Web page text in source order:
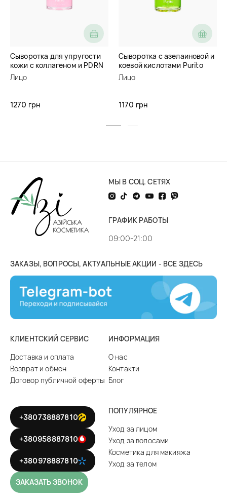
Сыворотка для упругости
кожи с коллагеном и PDRN
Purito Multi PDRN Collagen
EGF Serum
Лицо
1270 грн
Сыворотка с азелаиновой и
коевой кислотами Purito
Seoul Azelaic Acid 10 Kojic
Tea Tree Serum
Лицо
1170 грн
МЫ В СОЦ. СЕТЯХ
ГРАФИК РАБОТЫ
09:00-21:00
ЗАКАЗЫ, ВОПРОСЫ, АКТУАЛЬНЫЕ АКЦИИ - ВСЕ ЗДЕСЬ
КЛИЕНТСКИЙ СЕРВИС
Доставка и оплата
Возврат и обмен
Договор публичной оферты
ИНФОРМАЦИЯ
О нас
Контакти
Блог
+380738887810
+380958887810
+380978887810
ЗАКАЗАТЬ ЗВОНОК
ПОПУЛЯРНОЕ
Уход за лицом
Уход за волосами
Косметика для макияжа
Уход за телом